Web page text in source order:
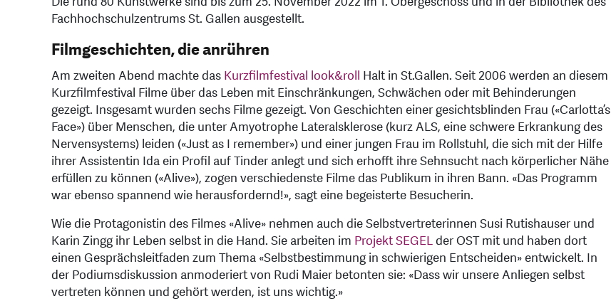
Fachhochschulzentrums St. Gallen ausgestellt.
Filmgeschichten, die anrühren
Am zweiten Abend machte das Kurzfilmfestival look&roll Halt in St.Gallen. Seit 2006 werden an diesem
Kurzfilmfestival Filme über das Leben mit Einschränkungen, Schwächen oder mit Behinderungen
gezeigt. Insgesamt wurden sechs Filme gezeigt. Von Geschichten einer gesichtsblinden Frau («Carlotta’s
Face») über Menschen, die unter Amyotrophe Lateralsklerose (kurz ALS, eine schwere Erkrankung des
Nervensystems) leiden («Just as I remember») und einer jungen Frau im Rollstuhl, die sich mit der Hilfe
ihrer Assistentin Ida ein Profil auf Tinder anlegt und sich erhofft ihre Sehnsucht nach körperlicher Nähe
erfüllen zu können («Alive»), zogen verschiedenste Filme das Publikum in ihren Bann. «Das Programm
war ebenso spannend wie herausfordernd!», sagt eine begeisterte Besucherin.
Wie die Protagonistin des Filmes «Alive» nehmen auch die Selbstvertreterinnen Susi Rutishauser und
Karin Zingg ihr Leben selbst in die Hand. Sie arbeiten im Projekt SEGELder OST mit und haben dort
einen Gesprächsleitfaden zum Thema «Selbstbestimmung in schwierigen Entscheiden» entwickelt. In
der Podiumsdiskussion anmoderiert von Rudi Maier betonten sie: «Dass wir unsere Anliegen selbst
vertreten können und gehört werden, ist uns wichtig.»